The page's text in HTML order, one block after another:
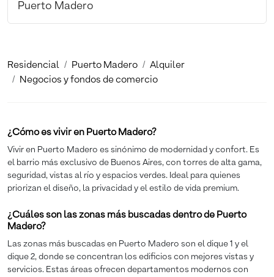
Puerto Madero
Residencial Puerto Madero
Alquiler
Negocios y fondos de comercio
¿Cómo es vivir en Puerto Madero?
Vivir en Puerto Madero es sinónimo de modernidad y confort. Es
el barrio más exclusivo de Buenos Aires, con torres de alta gama,
seguridad, vistas al río y espacios verdes. Ideal para quienes
priorizan el diseño, la privacidad y el estilo de vida premium.
¿Cuáles son las zonas más buscadas dentro de Puerto
Madero?
Las zonas más buscadas en Puerto Madero son el dique 1 y el
dique 2, donde se concentran los edificios con mejores vistas y
servicios. Estas áreas ofrecen departamentos modernos con